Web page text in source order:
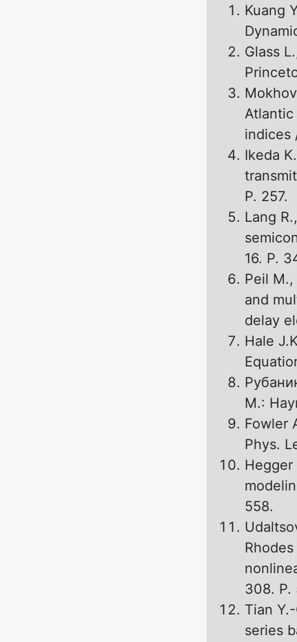
Kuang
Glass
Atlantic
indices
Ikeda
P. 257.
Lang
16. P.
Peil
and
delay
Hale
М.:
Fowler
Phys.
558.
308. P.
Tian
series